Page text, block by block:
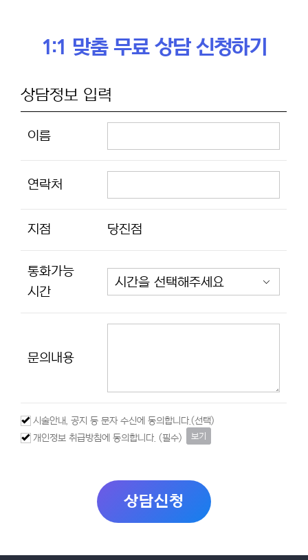
1:1 맞춤 무료 상담 신청하기
상담정보 입력
이름
연락처
지점 당진점
통화가능
시간
문의내용
시술안내, 공지 등 문자 수신에 동의합니다.(선택)
개인정보 취급방침에 동의합니다. (필수)
보기
상담신청